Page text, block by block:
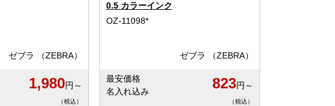
ゼブラ （ZEBRA）
1,980円～
（税込）
0.5 カラーインク
OZ-11098*
ゼブラ （ZEBRA）
最安価格
名入れ込み
823円～
（税込）